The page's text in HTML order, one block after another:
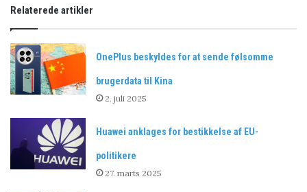
Relaterede artikler
OnePlus beskyldes for at sende følsomme
brugerdata til Kina
2. juli 2025
Huawei anklages for bestikkelse af EU-
politikere
27. marts 2025